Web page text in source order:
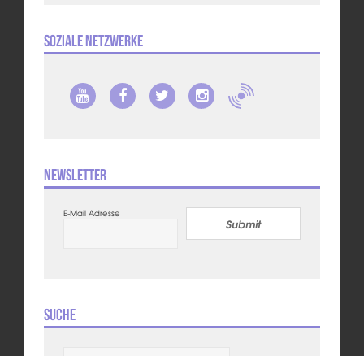
Soziale Netzwerke
Newsletter
E-Mail Adresse
Submit
Suche